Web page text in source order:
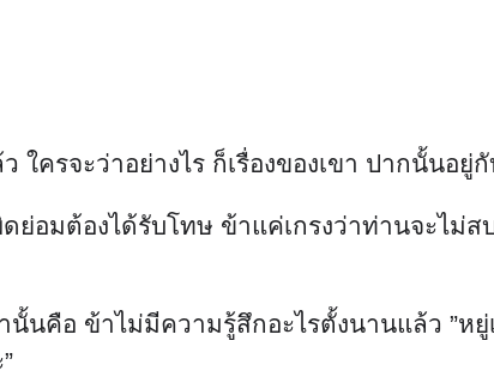
ใครจะว่าอย่างไร ก็เรื่องของเขา ปากนั้นอ
มต้องได้รับโทษ ข้าแค่เกรงว่าท่านจะไม่สบ
นั้นคือ ข้าไม่มีความรู้สึกอะไรตั้งนานแล้ว ”ห